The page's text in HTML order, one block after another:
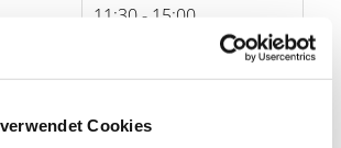
Cookies
11:30 - 15:00
Öffnungszeiten von Google